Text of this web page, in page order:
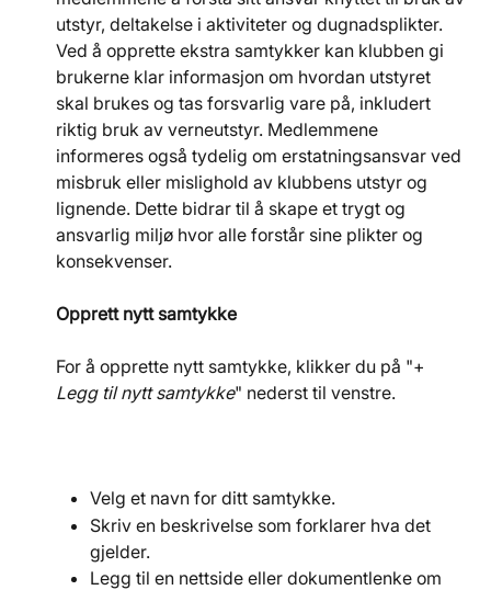
utstyr, deltakelse i aktiviteter og dugnadsplikter.
Ved å opprette ekstra samtykker kan klubben gi
brukerne klar informasjon om hvordan utstyret
skal brukes og tas forsvarlig vare på, inkludert
riktig bruk av verneutstyr. Medlemmene
informeres også tydelig om erstatningsansvar ved
misbruk eller mislighold av klubbens utstyr og
lignende. Dette bidrar til å skape et trygt og
ansvarlig miljø hvor alle forstår sine plikter og
konsekvenser.
Opprett nytt samtykke
For å opprette nytt samtykke, klikker du på "+
Legg til nytt samtykke" nederst til venstre.
Velg et navn for ditt samtykke.
Skriv en beskrivelse som forklarer hva det
gjelder.
Legg til en nettside eller dokumentlenke om